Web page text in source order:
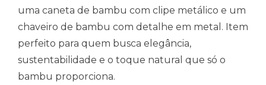
uma caneta de bambu com clipe metálico e um
chaveiro de bambu com detalhe em metal. Item
perfeito para quem busca elegância,
sustentabilidade e o toque natural que só o
bambu proporciona.